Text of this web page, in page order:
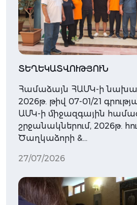
ՏԵՂԵԿԱՏՎՈՒԹՅՈՒՆ
Համաձայն ՀԱՄԿ-ի
2026թ. թիվ 07-01/21
ԱՄԿ-ի միջազգային
շրջանակներում, 2026թ.
Ծաղկաձորի &…
27/07/2026